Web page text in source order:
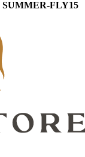
SUMMER-FLY15